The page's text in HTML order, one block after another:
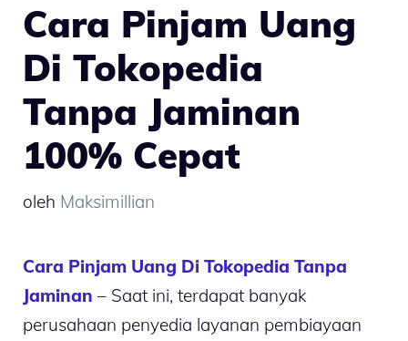
Cara Pinjam Uang
Di Tokopedia
Tanpa Jaminan
100% Cepat
oleh Maksimillian
Cara Pinjam Uang Di Tokopedia Tanpa
Jaminan – Saat ini, terdapat banyak
perusahaan penyedia layanan pembiayaan